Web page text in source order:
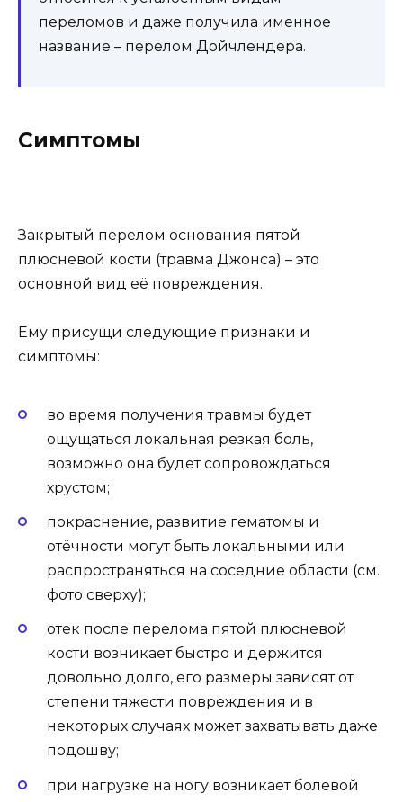
переломов и даже получила именное
название – перелом Дойчлендера.
Симптомы
Закрытый перелом основания пятой
плюсневой кости (травма Джонса) – это
основной вид её повреждения.
Ему присущи следующие признаки и
симптомы:
во время получения травмы будет
ощущаться локальная резкая боль,
возможно она будет сопровождаться
хрустом;
покраснение, развитие гематомы и
отёчности могут быть локальными или
распространяться на соседние области (см.
фото сверху);
отек после перелома пятой плюсневой
кости возникает быстро и держится
довольно долго, его размеры зависят от
степени тяжести повреждения и в
некоторых случаях может захватывать даже
подошву;
при нагрузке на ногу возникает болевой